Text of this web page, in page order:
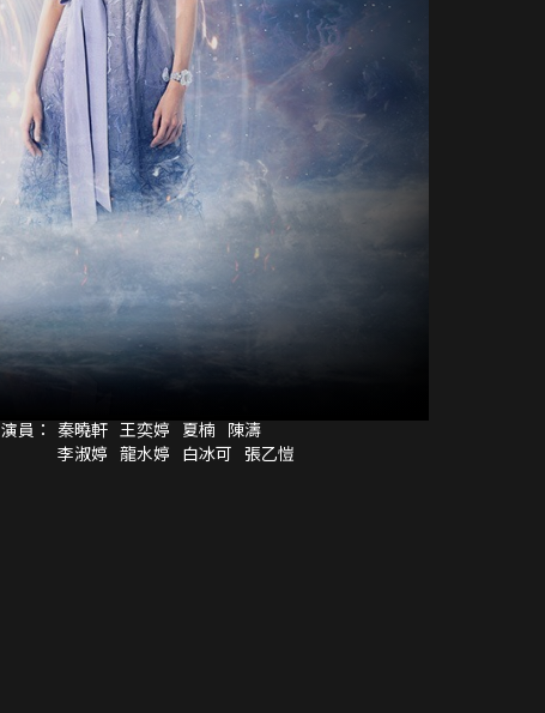
演員： 秦曉軒 王奕婷 夏楠 陳濤
李淑婷 龍水婷 白冰可 張乙愷